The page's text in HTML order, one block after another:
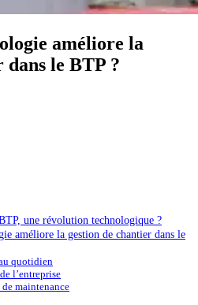
améliore la
dans le BTP ?
une révolution technologique ?
améliore la gestion de chantier dans le
quotidien
l’entreprise
maintenance